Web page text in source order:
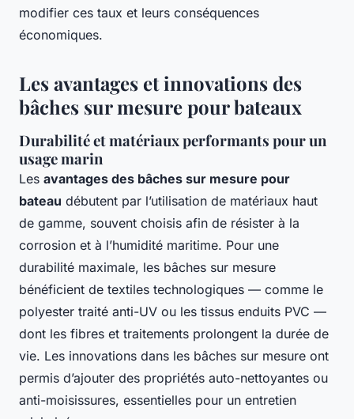
modifier ces taux et leurs conséquences
économiques.
Les avantages et innovations des
bâches sur mesure pour bateaux
Durabilité et matériaux performants pour un
usage marin
Les avantages des bâches sur mesure pour
bateau débutent par l’utilisation de matériaux haut
de gamme, souvent choisis afin de résister à la
corrosion et à l’humidité maritime. Pour une
durabilité maximale, les bâches sur mesure
bénéficient de textiles technologiques — comme le
polyester traité anti-UV ou les tissus enduits PVC —
dont les fibres et traitements prolongent la durée de
vie. Les innovations dans les bâches sur mesure ont
permis d’ajouter des propriétés auto-nettoyantes ou
anti-moisissures, essentielles pour un entretien